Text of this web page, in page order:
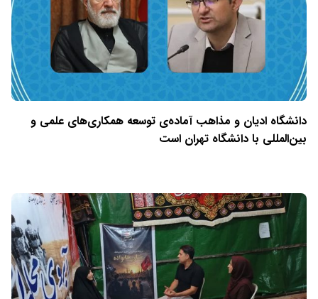
دانشگاه ادیان و مذاهب آماده‌ی توسعه همکاری‌های علمی و
بین‌المللی با دانشگاه تهران است